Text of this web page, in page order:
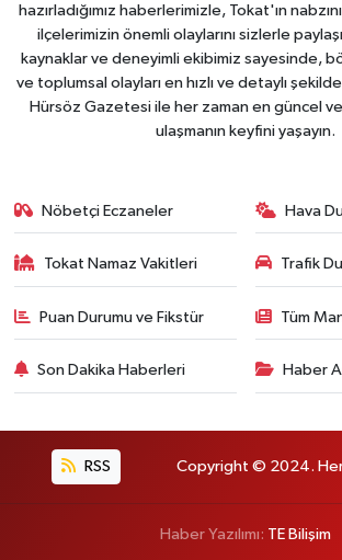
hazırladığımız haberlerimizle, Tokat'ın
ilçelerimizin önemli olaylarını sizlerle
kaynaklar ve deneyimli ekibimiz sayesinde,
ve toplumsal olayları en hızlı ve detaylı
Hürsöz Gazetesi ile her zaman en güncel
ulaşmanın keyfini yaşayın.
Nöbetçi Eczaneler Hava
Tokat Namaz Vakitleri Trafik
Puan Durumu ve Fikstür Tüm
Son Dakika Haberleri Haber
RSS Copyright © 2024. Her
Haber Yazılımı: TE Bilişim